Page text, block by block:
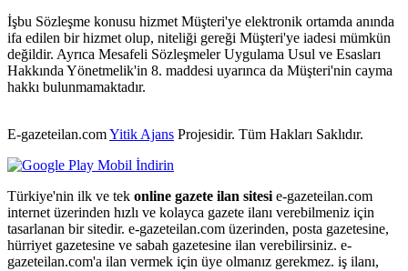
İşbu Sözleşme konusu hizmet Müşteri'ye elektronik ortamda anında
ifa edilen bir hizmet olup, niteliği gereği Müşteri'ye iadesi mümkün
değildir. Ayrıca Mesafeli Sözleşmeler Uygulama Usul ve Esasları
Hakkında Yönetmelik'in 8. maddesi uyarınca da Müşteri'nin cayma
hakkı bulunmamaktadır.
E-gazeteilan.comYitik Ajans Projesidir. Tüm Hakları Saklıdır.
Türkiye'nin ilk ve tek online gazete ilan sitesi e-gazeteilan.com
internet üzerinden hızlı ve kolayca gazete ilanı verebilmeniz için
tasarlanan bir sitedir. e-gazeteilan.com üzerinden, posta gazetesine,
hürriyet gazetesine ve sabah gazetesine ilan verebilirsiniz. e-
gazeteilan.com'a ilan vermek için üye olmanız gerekmez. iş ilanı,